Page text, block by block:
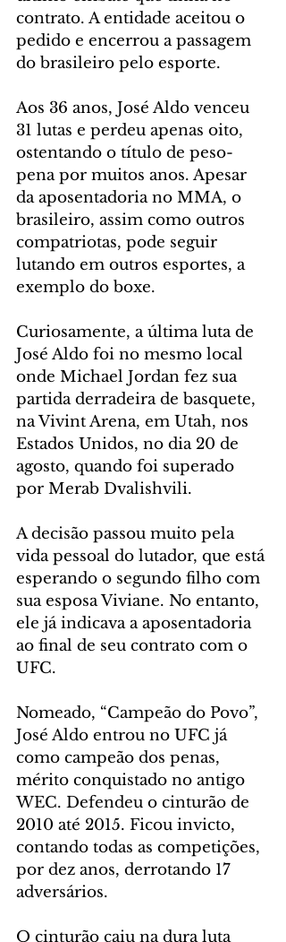
contrato. A entidade aceitou o
pedido e encerrou a passagem
do brasileiro pelo esporte.
Aos 36 anos, José Aldo venceu
31 lutas e perdeu apenas oito,
ostentando o título de peso-
pena por muitos anos. Apesar
da aposentadoria no MMA, o
brasileiro, assim como outros
compatriotas, pode seguir
lutando em outros esportes, a
exemplo do boxe.
Curiosamente, a última luta de
José Aldo foi no mesmo local
onde Michael Jordan fez sua
partida derradeira de basquete,
na Vivint Arena, em Utah, nos
Estados Unidos, no dia 20 de
agosto, quando foi superado
por Merab Dvalishvili.
A decisão passou muito pela
vida pessoal do lutador, que está
esperando o segundo filho com
sua esposa Viviane. No entanto,
ele já indicava a aposentadoria
ao final de seu contrato com o
UFC.
Nomeado, “Campeão do Povo”,
José Aldo entrou no UFC já
como campeão dos penas,
mérito conquistado no antigo
WEC. Defendeu o cinturão de
2010 até 2015. Ficou invicto,
contando todas as competições,
por dez anos, derrotando 17
adversários.
O cinturão caiu na dura luta